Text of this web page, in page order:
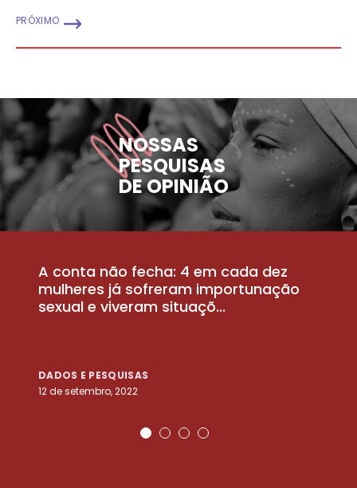
PRÓXIMO
NOSSAS
PESQUISAS
DE OPINIÃO
A conta não fecha: 4 em cada dez
mulheres já sofreram importunação
sexual e viveram situaçõ...
DADOS E PESQUISAS
12 de setembro, 2022